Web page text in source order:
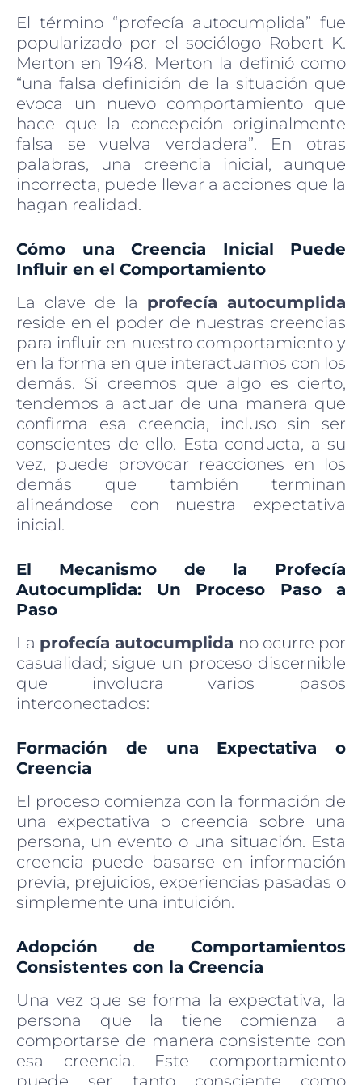
El término “profecía autocumplida” fue
popularizado por el sociólogo Robert K.
Merton en 1948. Merton la definió como
“una falsa definición de la situación que
evoca un nuevo comportamiento que
hace que la concepción originalmente
falsa se vuelva verdadera”. En otras
palabras, una creencia inicial, aunque
incorrecta, puede llevar a acciones que la
hagan realidad.
Cómo una Creencia Inicial Puede
Influir en el Comportamiento
La clave de la profecía autocumplida
reside en el poder de nuestras creencias
para influir en nuestro comportamiento y
en la forma en que interactuamos con los
demás. Si creemos que algo es cierto,
tendemos a actuar de una manera que
confirma esa creencia, incluso sin ser
conscientes de ello. Esta conducta, a su
vez, puede provocar reacciones en los
demás que también terminan
alineándose con nuestra expectativa
inicial.
El Mecanismo de la Profecía
Autocumplida: Un Proceso Paso a
Paso
La profecía autocumplida no ocurre por
casualidad; sigue un proceso discernible
que involucra varios pasos
interconectados:
Formación de una Expectativa o
Creencia
El proceso comienza con la formación de
una expectativa o creencia sobre una
persona, un evento o una situación. Esta
creencia puede basarse en información
previa, prejuicios, experiencias pasadas o
simplemente una intuición.
Adopción de Comportamientos
Consistentes con la Creencia
Una vez que se forma la expectativa, la
persona que la tiene comienza a
comportarse de manera consistente con
esa creencia. Este comportamiento
puede ser tanto consciente como